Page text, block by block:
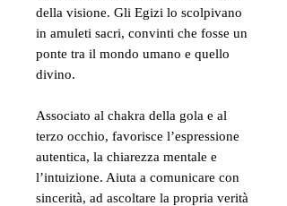
della visione. Gli Egizi lo scolpivano
in amuleti sacri, convinti che fosse un
ponte tra il mondo umano e quello
divino.
Associato al chakra della gola e al
terzo occhio, favorisce l’espressione
autentica, la chiarezza mentale e
l’intuizione. Aiuta a comunicare con
sincerità, ad ascoltare la propria verità